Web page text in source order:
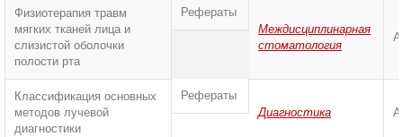
Физиотерапия травм
мягких тканей лица и
слизистой оболочки
полости рта
Рефераты
Междисциплинарная
стоматология
Классификация основных
методов лучевой
диагностики
Рефераты
Диагностика